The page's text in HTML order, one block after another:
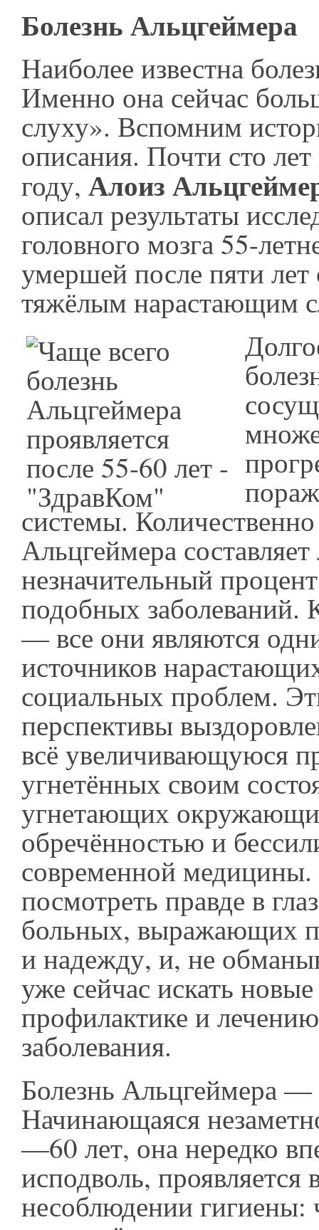
Болезнь Альцгеймера
Наиболее известна
Именно она сейчас
слуху». Вспомним
описания. Почти сто
году, Алоиз
описал результаты
головного мозга 55-
умершей после пяти лет
тяжёлым нарастающим
системы.
Альцгеймера
незначительный
подобных заболеваний.
— все они являются
источников
социальных проблем.
перспективы
всё увеличивающуюся
угнетённых своим
угнетающих
обречённостью и
современной
посмотреть правде в
больных, выражающих
и надежду, и, не
уже сейчас искать
профилактике и
заболевания.
Болезнь Альцгеймера —
Начинающаяся
—60 лет, она нередко
исподволь, проявляется
несоблюдении гигиены: